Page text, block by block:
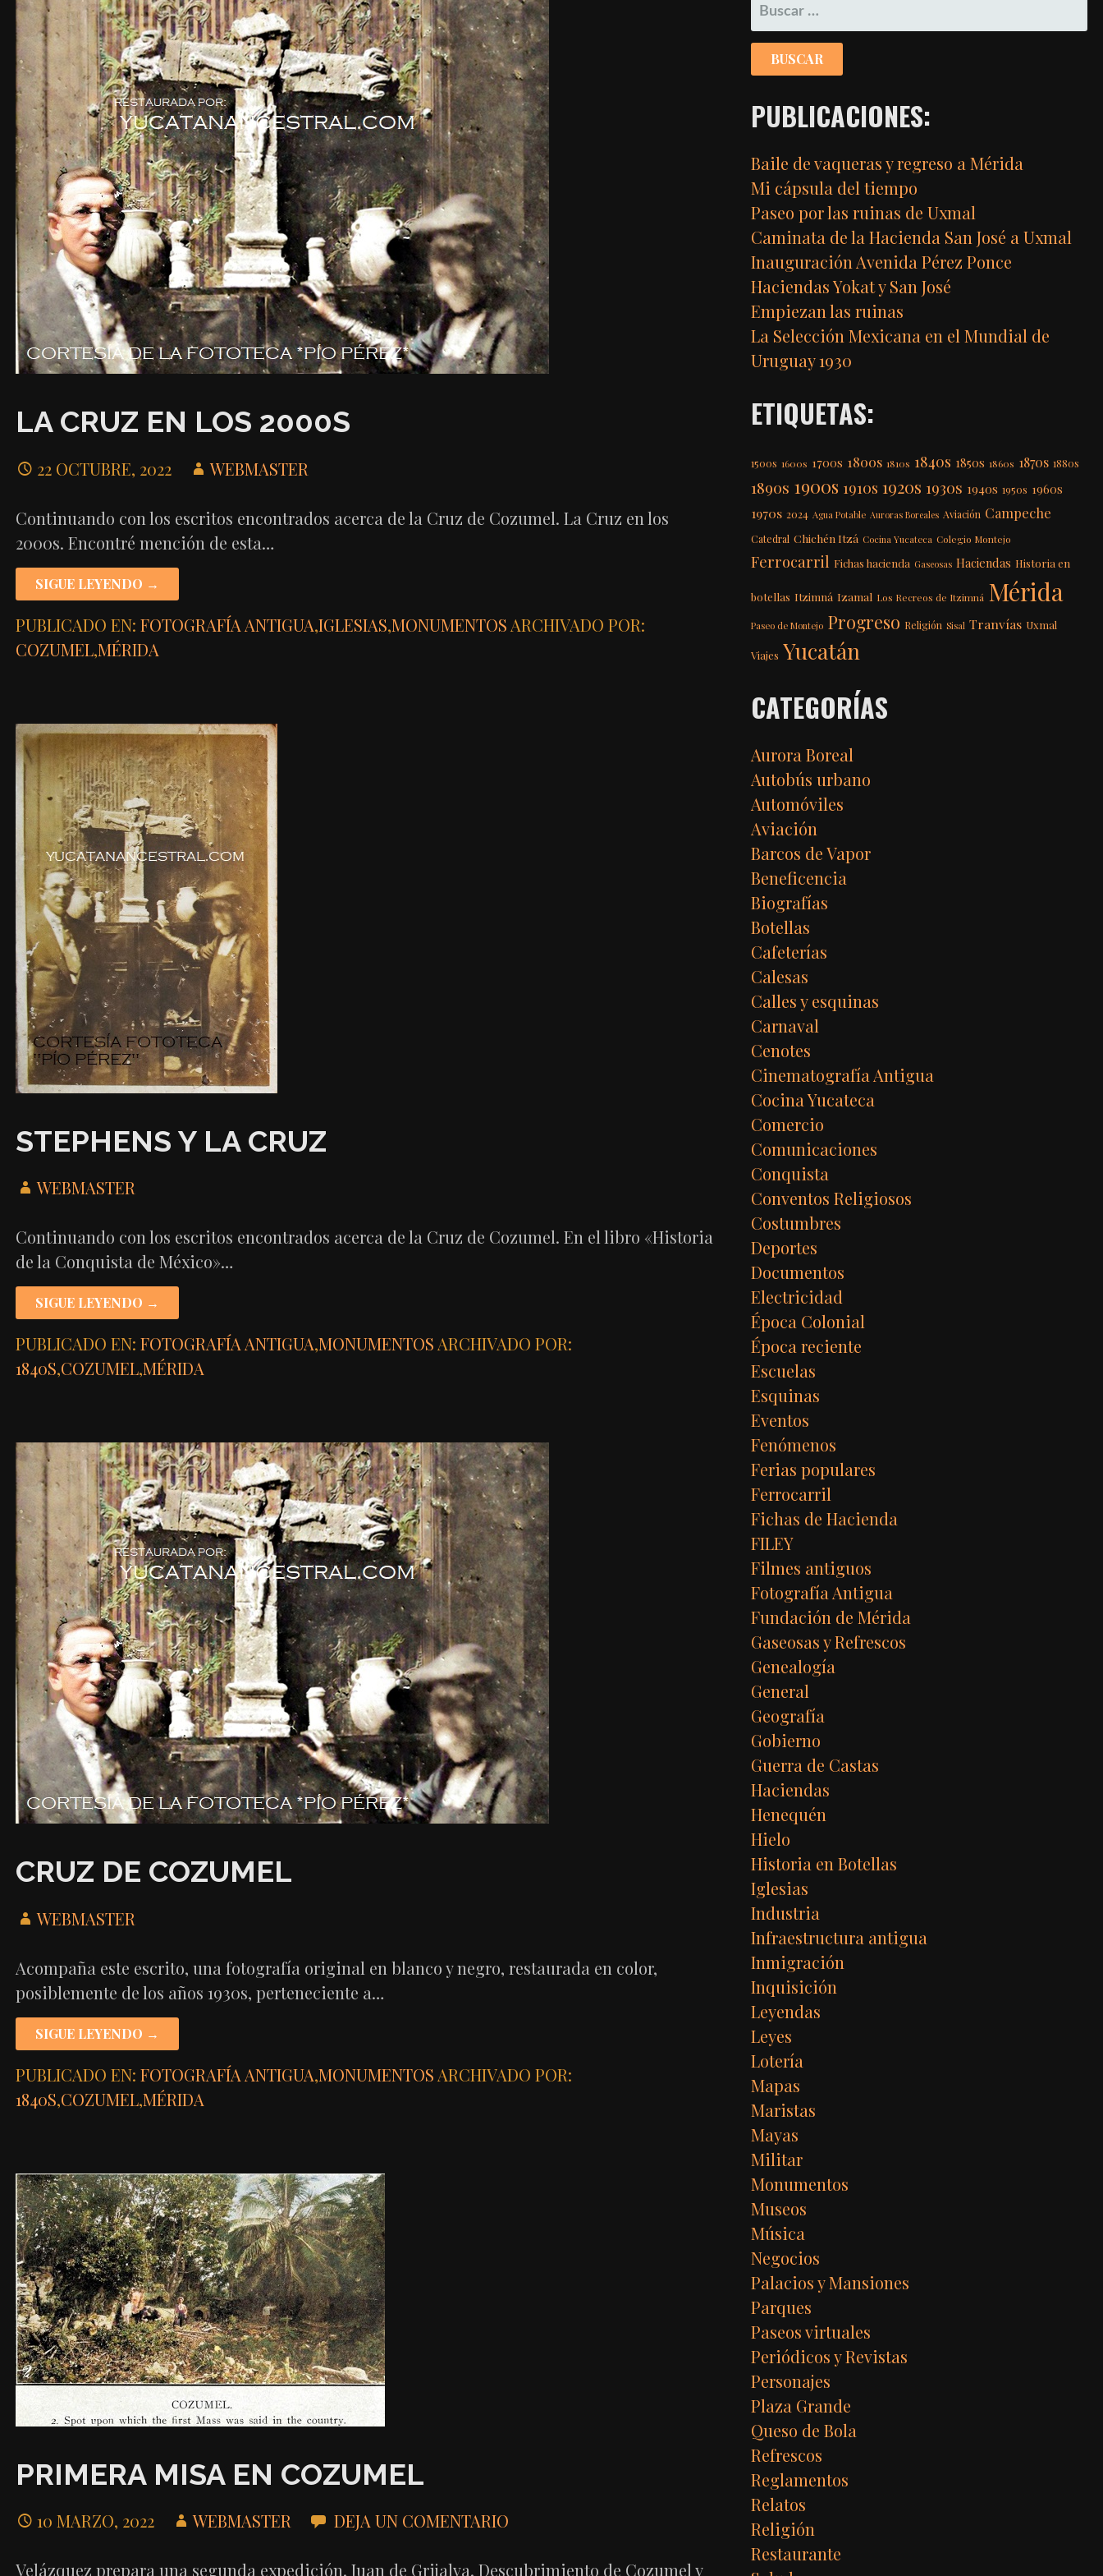
LA CRUZ EN LOS 2000S
22 OCTUBRE, 2022 WEBMASTER
Continuando con los escritos encontrados acerca de la Cruz de Cozumel. La Cruz en los
2000s. Encontré mención de esta…
SIGUE LEYENDO →
PUBLICADO EN: FOTOGRAFÍA ANTIGUA,IGLESIAS,MONUMENTOS ARCHIVADO POR:
COZUMEL,MÉRIDA
STEPHENS Y LA CRUZ
WEBMASTER
Continuando con los escritos encontrados acerca de la Cruz de Cozumel. En el libro «Historia
de la Conquista de México»…
SIGUE LEYENDO →
PUBLICADO EN: FOTOGRAFÍA ANTIGUA,MONUMENTOS ARCHIVADO POR:
1840S,COZUMEL,MÉRIDA
CRUZ DE COZUMEL
WEBMASTER
Acompaña este escrito, una fotografía original en blanco y negro, restaurada en color,
posiblemente de los años 1930s, perteneciente a…
SIGUE LEYENDO →
PUBLICADO EN: FOTOGRAFÍA ANTIGUA,MONUMENTOS ARCHIVADO POR:
1840S,COZUMEL,MÉRIDA
PRIMERA MISA EN COZUMEL
10 MARZO, 2022 WEBMASTER DEJA UN COMENTARIO
Velázquez prepara una segunda expedición. Juan de Grijalva. Descubrimiento de Cozumel y
BUSCAR:
PUBLICACIONES:
Baile de vaqueras y regreso a Mérida
Mi cápsula del tiempo
Paseo por las ruinas de Uxmal
Caminata de la Hacienda San José a Uxmal
Inauguración Avenida Pérez Ponce
Haciendas Yokat y San José
Empiezan las ruinas
La Selección Mexicana en el Mundial de
Uruguay 1930
ETIQUETAS:
1500s 1600s 1700s 1800s 1810s 1840s 1850s 1860s 1870s 1880s
1890s 1900s 1910s 1920s 1930s 1940s 1950s 1960s
1970s 2024 Agua Potable Auroras Boreales Aviación Campeche
Catedral Chichén Itzá Cocina Yucateca Colegio Montejo
Ferrocarril Fichas hacienda Gaseosas Haciendas Historia en
botellas Itzimná Izamal Los Recreos de Itzimná Mérida
Paseo de Montejo Progreso Religión Sisal Tranvías Uxmal
Viajes Yucatán
CATEGORÍAS
Aurora Boreal
Autobús urbano
Automóviles
Aviación
Barcos de Vapor
Beneficencia
Biografías
Botellas
Cafeterías
Calesas
Calles y esquinas
Carnaval
Cenotes
Cinematografía Antigua
Cocina Yucateca
Comercio
Comunicaciones
Conquista
Conventos Religiosos
Costumbres
Deportes
Documentos
Electricidad
Época Colonial
Época reciente
Escuelas
Esquinas
Eventos
Fenómenos
Ferias populares
Ferrocarril
Fichas de Hacienda
FILEY
Filmes antiguos
Fotografía Antigua
Fundación de Mérida
Gaseosas y Refrescos
Genealogía
General
Geografía
Gobierno
Guerra de Castas
Haciendas
Henequén
Hielo
Historia en Botellas
Iglesias
Industria
Infraestructura antigua
Inmigración
Inquisición
Leyendas
Leyes
Lotería
Mapas
Maristas
Mayas
Militar
Monumentos
Museos
Música
Negocios
Palacios y Mansiones
Parques
Paseos virtuales
Periódicos y Revistas
Personajes
Plaza Grande
Queso de Bola
Refrescos
Reglamentos
Relatos
Religión
Restaurante